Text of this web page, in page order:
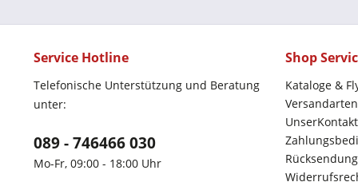
Service Hotline
Telefonische Unterstützung und Beratung
unter:
089 - 746466 030
Mo-Fr, 09:00 - 18:00 Uhr
Shop
Kataloge &
Versandarten
UnserKontakt